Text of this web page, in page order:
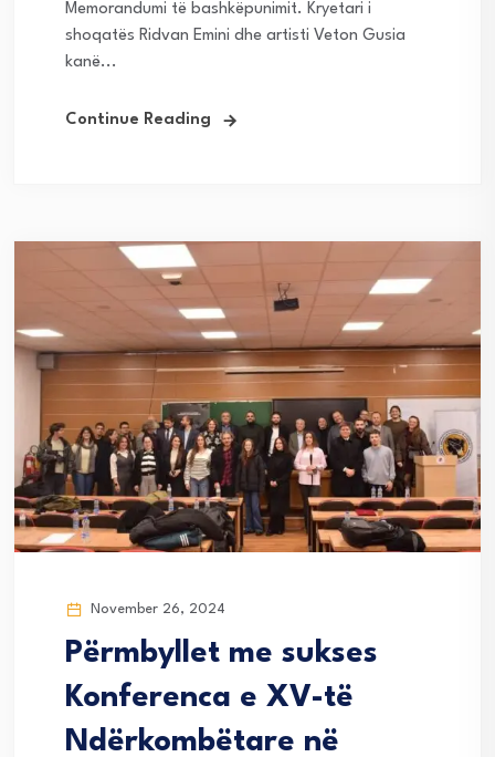
Memorandumi të bashkëpunimit. Kryetari i
shoqatës Ridvan Emini dhe artisti Veton Gusia
kanë...
Continue Reading
November 26, 2024
Përmbyllet me sukses
Konferenca e XV-të
Ndërkombëtare në